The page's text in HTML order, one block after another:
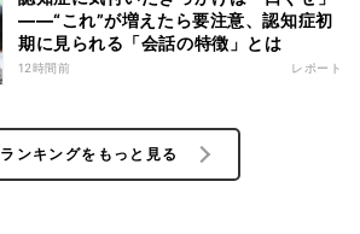
――“これ”が増えたら要注意、認知症初
期に見られる「会話の特徴」とは
12時間前 レポート
ランキングをもっと見る